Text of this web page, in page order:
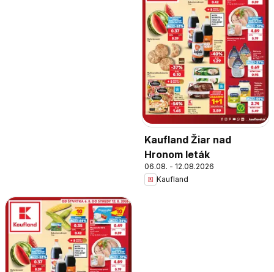
Kaufland Žiar nad
Hronom leták
06.08. - 12.08.2026
Kaufland